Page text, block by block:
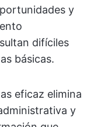
y
difíciles
básicas.
eficaz elimina
y